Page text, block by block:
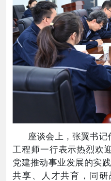
座谈会上，张翼书
工程师一行表示热烈欢
党建推动事业发展的实
共享、人才共育，同